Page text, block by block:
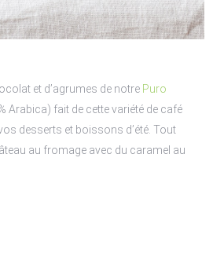
et d’agrumes de notre Puro
Arabica) fait de cette variété de café
desserts et boissons d’été. Tout
au fromage avec du caramel au